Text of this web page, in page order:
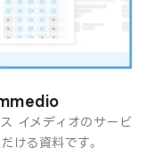
イメディオのサービ
ける資料です。